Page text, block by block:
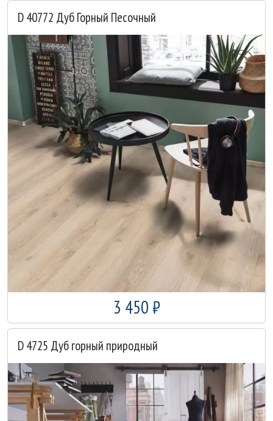
D 40772 Дуб Горный Песочный
3 450 ₽
D 4725 Дуб горный природный